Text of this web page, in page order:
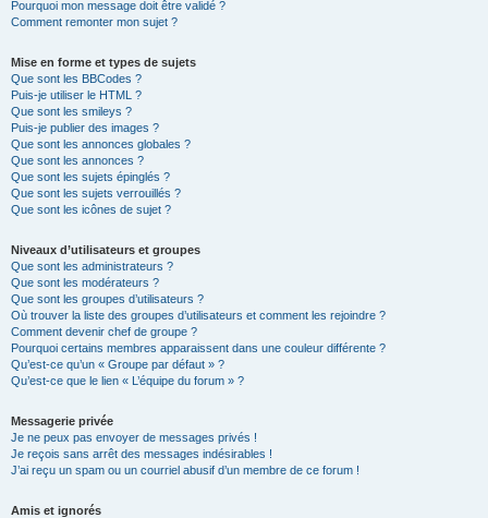
Pourquoi mon message doit être validé ?
Comment remonter mon sujet ?
Mise en forme et types de sujets
Que sont les BBCodes ?
Puis-je utiliser le HTML ?
Que sont les smileys ?
Puis-je publier des images ?
Que sont les annonces globales ?
Que sont les annonces ?
Que sont les sujets épinglés ?
Que sont les sujets verrouillés ?
Que sont les icônes de sujet ?
Niveaux d’utilisateurs et groupes
Que sont les administrateurs ?
Que sont les modérateurs ?
Que sont les groupes d’utilisateurs ?
Où trouver la liste des groupes d’utilisateurs et comment les rejoindre ?
Comment devenir chef de groupe ?
Pourquoi certains membres apparaissent dans une couleur différente ?
Qu’est-ce qu’un « Groupe par défaut » ?
Qu’est-ce que le lien « L’équipe du forum » ?
Messagerie privée
Je ne peux pas envoyer de messages privés !
Je reçois sans arrêt des messages indésirables !
J’ai reçu un spam ou un courriel abusif d’un membre de ce forum !
Amis et ignorés